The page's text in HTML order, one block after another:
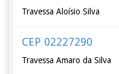
Travessa Aloísio Silva
CEP 02227290
Travessa Amaro da Silva